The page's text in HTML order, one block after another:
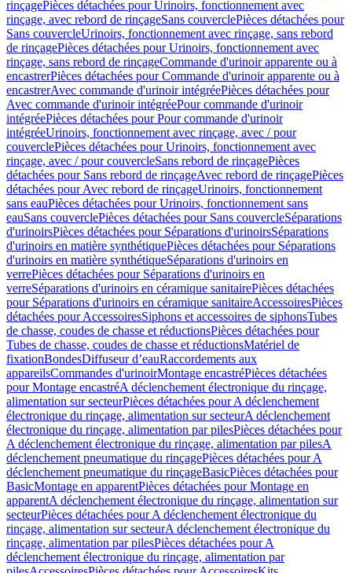
rinçagePièces détachées pour Urinoirs, fonctionnement avec
rinçage, avec rebord de rinçageSans couverclePièces détachées pour
Sans couvercleUrinoirs, fonctionnement avec rinçage, sans rebord
de rinçagePièces détachées pour Urinoirs, fonctionnement avec
rinçage, sans rebord de rinçageCommande d'urinoir apparente ou à
encastrerPièces détachées pour Commande d'urinoir apparente ou à
encastrerAvec commande d'urinoir intégréePièces détachées pour
Avec commande d'urinoir intégréePour commande d'urinoir
intégréePièces détachées pour Pour commande d'urinoir
intégréeUrinoirs, fonctionnement avec rinçage, avec / pour
couverclePièces détachées pour Urinoirs, fonctionnement avec
rinçage, avec / pour couvercleSans rebord de rinçagePièces
détachées pour Sans rebord de rinçageAvec rebord de rinçagePièces
détachées pour Avec rebord de rinçageUrinoirs, fonctionnement
sans eauPièces détachées pour Urinoirs, fonctionnement sans
eauSans couverclePièces détachées pour Sans couvercleSéparations
d'urinoirsPièces détachées pour Séparations d'urinoirsSéparations
d'urinoirs en matière synthétiquePièces détachées pour Séparations
d'urinoirs en matière synthétiqueSéparations d'urinoirs en
verrePièces détachées pour Séparations d'urinoirs en
verreSéparations d'urinoirs en céramique sanitairePièces détachées
pour Séparations d'urinoirs en céramique sanitaireAccessoiresPièces
détachées pour AccessoiresSiphons et accessoires de siphonsTubes
de chasse, coudes de chasse et réductionsPièces détachées pour
Tubes de chasse, coudes de chasse et réductionsMatériel de
fixationBondesDiffuseur d’eauRaccordements aux
appareilsCommandes d'urinoirMontage encastréPièces détachées
pour Montage encastréA déclenchement électronique du rinçage,
alimentation sur secteurPièces détachées pour A déclenchement
électronique du rinçage, alimentation sur secteurA déclenchement
électronique du rinçage, alimentation par pilesPièces détachées pour
A déclenchement électronique du rinçage, alimentation par pilesA
déclenchement pneumatique du rinçagePièces détachées pour A
déclenchement pneumatique du rinçageBasicPièces détachées pour
BasicMontage en apparentPièces détachées pour Montage en
apparentA déclenchement électronique du rinçage, alimentation sur
secteurPièces détachées pour A déclenchement électronique du
rinçage, alimentation sur secteurA déclenchement électronique du
rinçage, alimentation par pilesPièces détachées pour A
déclenchement électronique du rinçage, alimentation par